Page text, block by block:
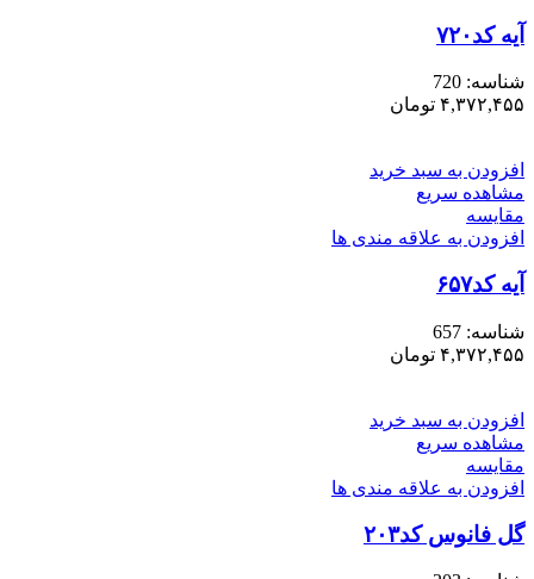
آیه کد۷۲۰
شناسه: 720
۴,۳۷۲,۴۵۵ تومان
افزودن به سبد خرید
مشاهده سریع
مقایسه
افزودن به علاقه مندی ها
آیه کد۶۵۷
شناسه: 657
۴,۳۷۲,۴۵۵ تومان
افزودن به سبد خرید
مشاهده سریع
مقایسه
افزودن به علاقه مندی ها
گل فانوس کد۲۰۳